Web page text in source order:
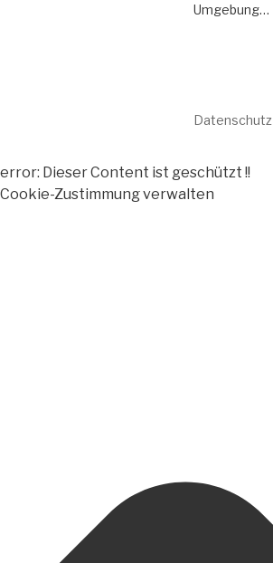
Umgebung…
Datenschutz
error: Dieser Content ist geschützt !!
Cookie-Zustimmung verwalten